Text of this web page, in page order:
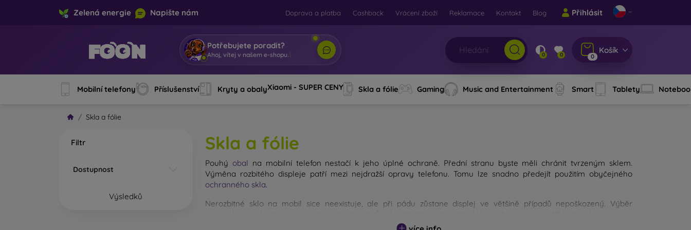
Zelená energie Napište nám Doprava a platba Cashback Vrácení zboží Reklamace Kontakt Blog Přihlásit
Potřebujete poradit?
Ahoj, vítej v naše| 0 0 0
Košík
Mobilní telefony Příslušenství Kryty a obalyXiaomi - SUPER CENY Skla a fólie Gaming Music and Entertainment Smart Tablety
Skla a fólie
Filtr
Dostupnost
Výsledků
Skla a fólie
Pouhý obal na mobilní telefon nestačí k jeho úplné ochraně. Přední stranu byste měli chránit tvrzeným sklem.
Výměna rozbitého displeje patří mezi nejdražší opravy telefonu. Tomu lze snadno předejít použitím obyčejného
ochranného skla.
Nerozbitné sklo na mobil sice neexistuje, ale při pádu zůstane displej ve většině případů nepoškozený. Výběr
Na trhu existuje více druhů tvrzených skel na mobil. Na co byste se při výběru měli zaměřit?